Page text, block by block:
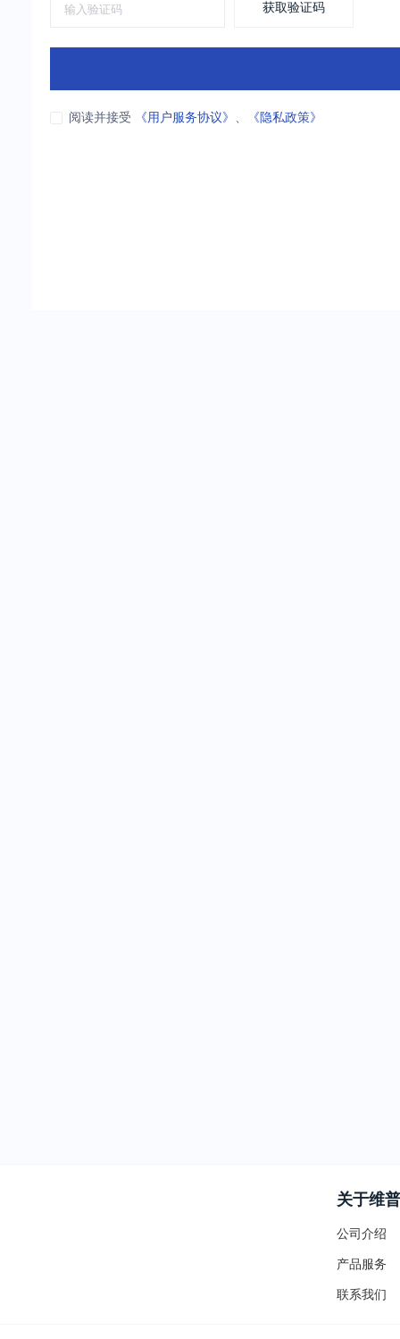
获取验证码
阅读并接受 《用户服务协议》 、 《隐私政策》
关于维普
公司介绍
产品服务
联系我们